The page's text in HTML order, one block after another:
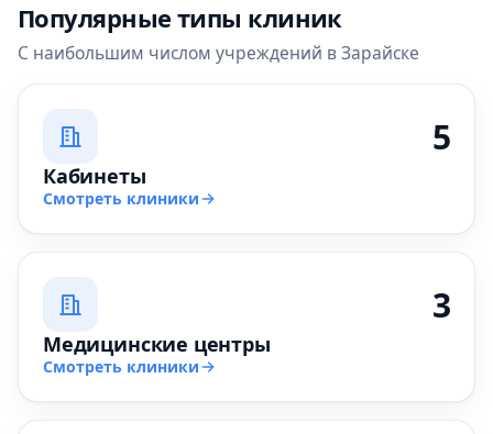
Популярные типы клиник
С наибольшим числом учреждений в Зарайске
5
Кабинеты
Смотреть клиники
3
Медицинские центры
Смотреть клиники